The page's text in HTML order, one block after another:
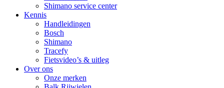
Shimano service center
Kennis
Handleidingen
Bosch
Shimano
Tracefy
Fietsvideo’s & uitleg
Over ons
Onze merken